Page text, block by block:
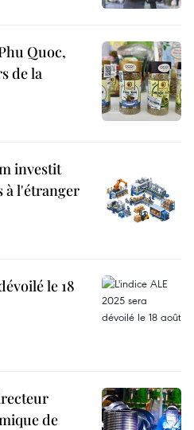
Quoc,
de la
investit
à l'étranger
le 18
de